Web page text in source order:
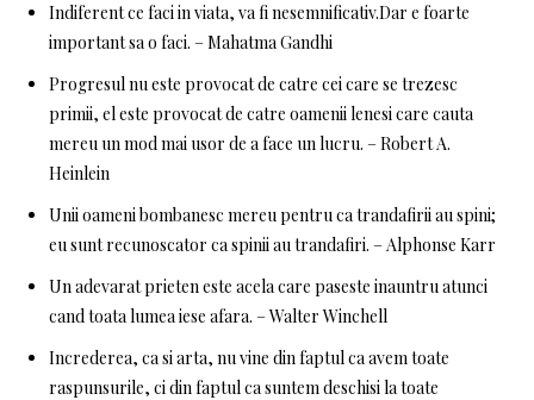
Indiferent ce faci in viata, va fi nesemnificativ.Dar e foarte
important sa o faci. – Mahatma Gandhi
Progresul nu este provocat de catre cei care se trezesc
primii, el este provocat de catre oamenii lenesi care cauta
mereu un mod mai usor de a face un lucru. – Robert A.
Heinlein
Unii oameni bombanesc mereu pentru ca trandafirii au spini;
eu sunt recunoscator ca spinii au trandafiri. – Alphonse Karr
Un adevarat prieten este acela care paseste inauntru atunci
cand toata lumea iese afara. – Walter Winchell
Increderea, ca si arta, nu vine din faptul ca avem toate
raspunsurile, ci din faptul ca suntem deschisi la toate